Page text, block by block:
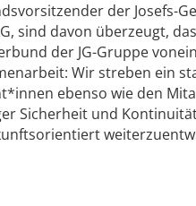
der Josefs-
sind davon überzeugt,
der JG-Gruppe
Wir streben ein
ebenso wie den
Sicherheit und